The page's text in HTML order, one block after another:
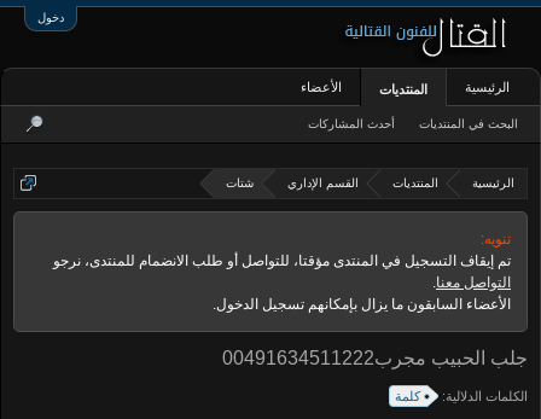
دخول
الرئيسية المنتديات القسم الإداري شتات
تنويه:
تم إيقاف التسجيل في المنتدى مؤقتا، للتواصل أو طلب الانضمام للمنتدى، نرجو
التواصل معنا.
الأعضاء السابقون ما يزال بإمكانهم تسجيل الدخول.
جلب الحبيب مجرب00491634511222
الكلمات الدلالية: كلمة
الرئيسية المنتديات
البحث في المنتديات أحدث المشاركات
الأعضاء